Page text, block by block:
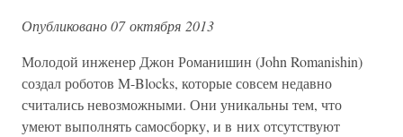
Опубликовано 07 октября 2013
Молодой инженер Джон Романишин (John Romanishin)
создал роботов M-Blocks, которые совсем недавно
считались невозможными. Они уникальны тем, что
умеют выполнять самосборку, и в них отсутствуют